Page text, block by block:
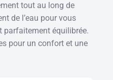
tout au long de
de l’eau pour vous
parfaitement équilibrée.
pour un confort et une